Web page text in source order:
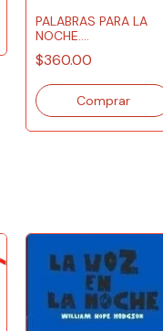
PALABRAS PARA LA
NOCHE.
INSTRUCCIONES PARA
UN BUEN DORMIR
$360.00